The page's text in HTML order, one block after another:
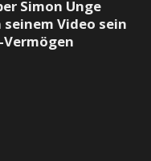
Simon Unge
Video sein